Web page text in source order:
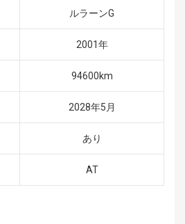
ルラーンG
2001年
94600km
2028年5月
あり
AT